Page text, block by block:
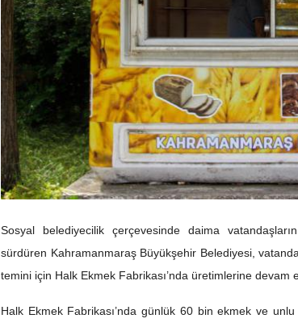
Sosyal belediyecilik çerçevesinde daima
sürdüren Kahramanmaraş Büyükşehir Belediyesi,
temini için Halk Ekmek Fabrikası’nda üretimlerine devam
Halk Ekmek Fabrikası’nda günlük 60 bin ekmek ve